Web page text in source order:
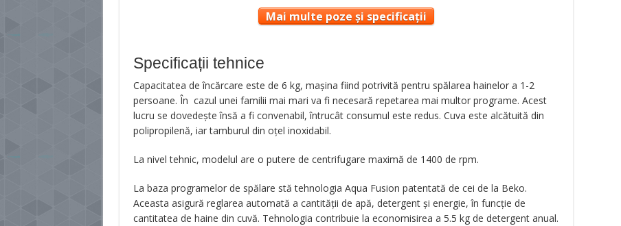
Mai multe poze și specificații
Specificații tehnice
Capacitatea de încărcare este de 6 kg, mașina fiind potrivită pentru spălarea hainelor a 1-2
persoane. În cazul unei familii mai mari va fi necesară repetarea mai multor programe. Acest
lucru se dovedește însă a fi convenabil, întrucât consumul este redus. Cuva este alcătuită din
polipropilenă, iar tamburul din oțel inoxidabil.
La nivel tehnic, modelul are o putere de centrifugare maximă de 1400 de rpm.
La baza programelor de spălare stă tehnologia Aqua Fusion patentată de cei de la Beko.
Aceasta asigură reglarea automată a cantității de apă, detergent și energie, în funcție de
cantitatea de haine din cuvă. Tehnologia contribuie la economisirea a 5.5 kg de detergent anual.